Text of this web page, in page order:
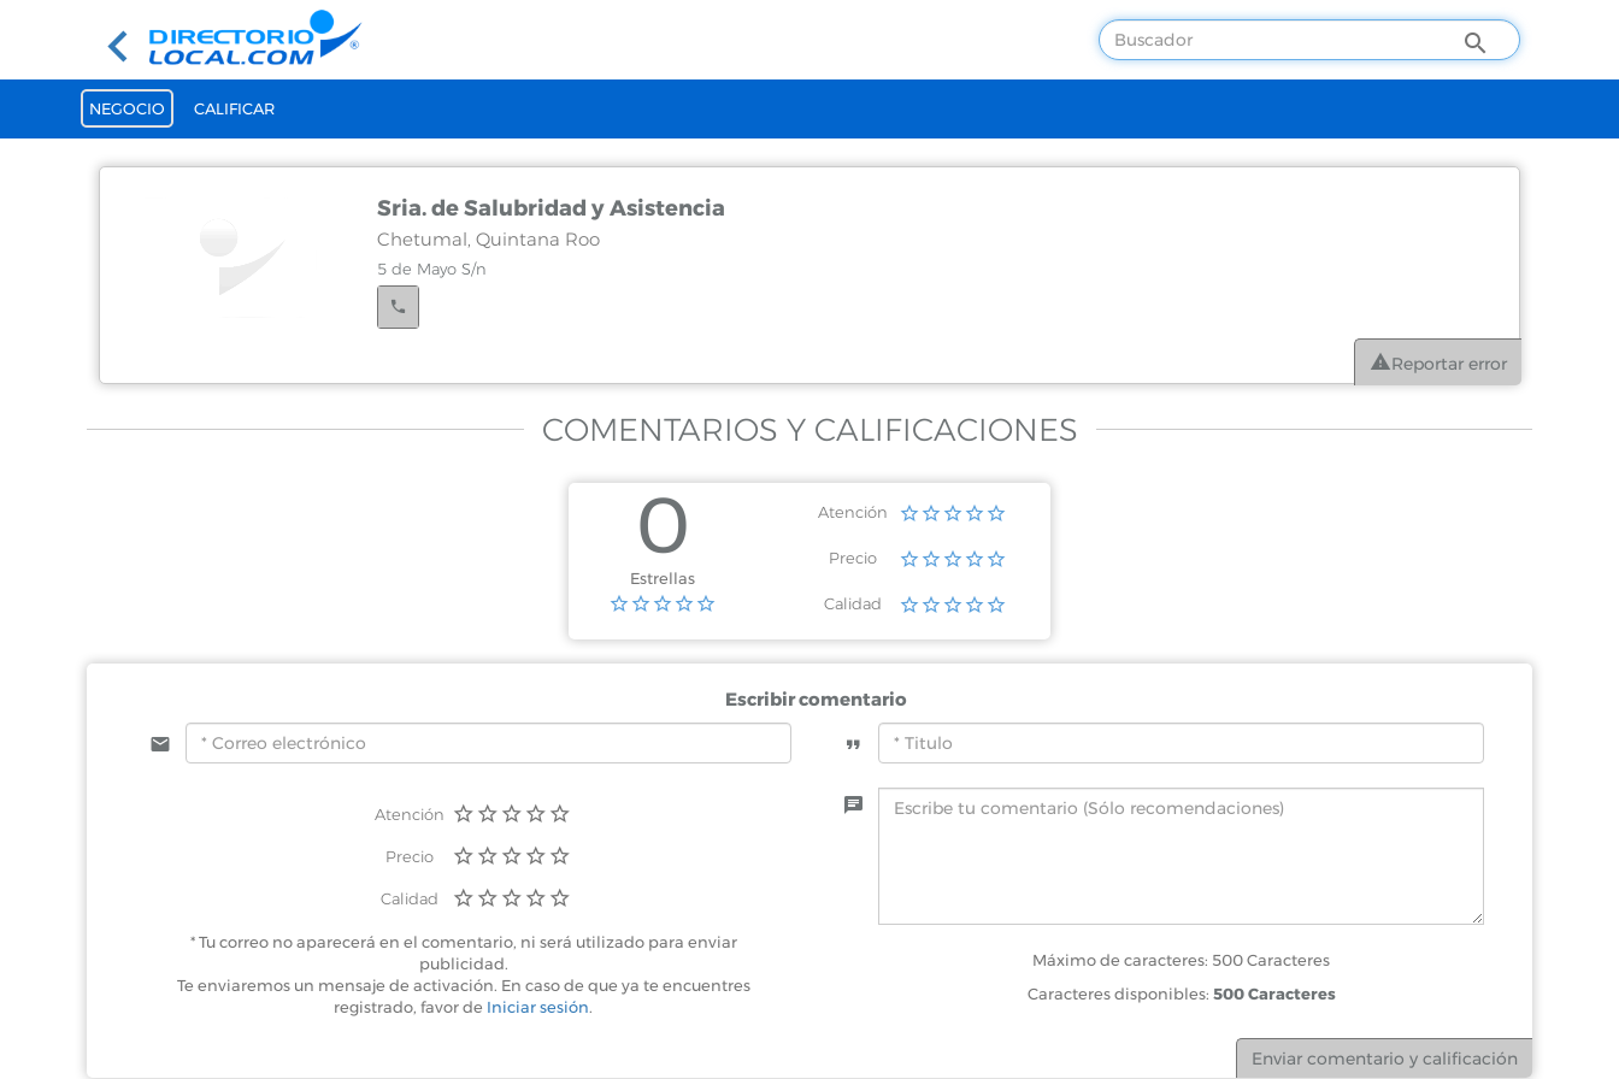
NEGOCIO CALIFICAR
Sria. de Salubridad y Asistencia
Chetumal, Quintana Roo
5 de Mayo S/n
Chetumal, Quintana Roo
Heroes de Chapultepec S/n
Reportar error
COMENTARIOS Y CALIFICACIONES
0
Estrellas
Atención
Precio
Calidad
Escribir comentario
Atención
Precio
Calidad
* Tu correo no aparecerá en el comentario, ni será utilizado para enviar
publicidad.
Te enviaremos un mensaje de activación. En caso de que ya te encuentres
registrado, favor de Iniciar sesión.
Máximo de caracteres: 500 Caracteres
Caracteres disponibles: 500 Caracteres